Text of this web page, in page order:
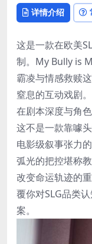
详情介绍
这是一款在欧美
制。My Bully is
霸凌与情感救赎
窒息的互动戏剧
在剧本深度与角
这不是一款靠噱
电影级叙事张力
弧光的把控堪称
改变命运轨迹的
覆你对SLG品类
案。